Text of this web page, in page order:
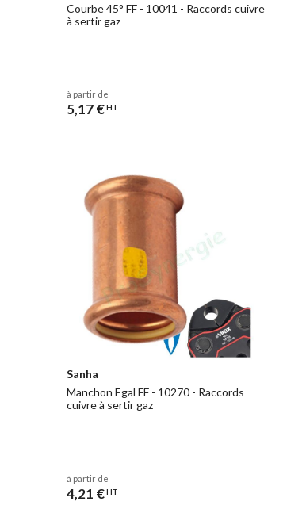
Courbe 45° FF - 10041 - Raccords cuivre
à sertir gaz
à partir de
5,17 €HT
Sanha
Manchon Egal FF - 10270 - Raccords
cuivre à sertir gaz
à partir de
4,21 €HT